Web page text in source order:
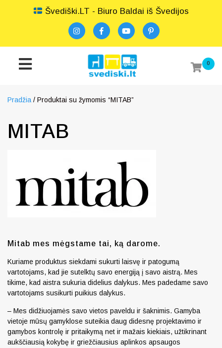
Švediški.LT - Biuro Baldai iš Švedijos
0
Pradžia / Produktai su žymomis “MITAB”
MITAB
Mitab mes mėgstame tai, ką darome.
Kuriame produktus siekdami sukurti laisvę ir patogumą
vartotojams, kad jie sutelktų savo energiją į savo aistrą. Mes
tikime, kad aistra sukuria didelius dalykus. Mes padedame savo
vartotojams susikurti puikius dalykus.
– Mes didžiuojamės savo vietos paveldu ir šaknimis. Gamyba
vietoje mūsų gamyklose suteikia daug didesnę projektavimo ir
gamybos kontrolę ir pritaikymą net ir mažais kiekiais, užtikrinant
aukščiausią kokybę ir griežčiausius aplinkos apsaugos